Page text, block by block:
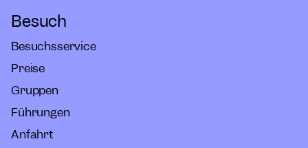
Besuch
Besuchsservice
Preise
Gruppen
Führungen
Anfahrt